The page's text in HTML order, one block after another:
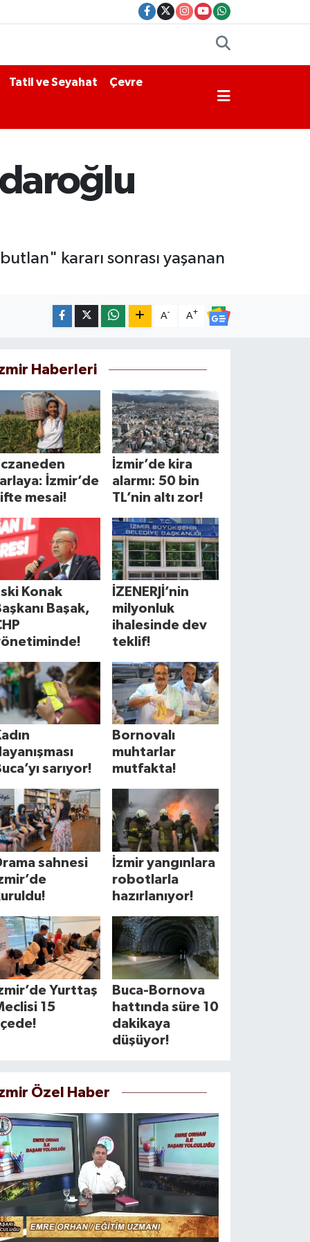
Tatil ve Seyahat Çevre
kararı sonrası yaşanan
A- A+
Haberleri
İzmir’de
mesai!
İzmir’de kira
alarmı: 50 bin
TL’nin altı zor!
Konak
Başak,
İZENERJİ’nin
milyonluk
ihalesinde dev
teklif!
sarıyor!
Bornovalı
muhtarlar
mutfakta!
sahnesi
İzmir yangınlara
robotlarla
hazırlanıyor!
Yurttaş
15
Buca-Bornova
hattında süre 10
dakikaya
düşüyor!
Özel Haber